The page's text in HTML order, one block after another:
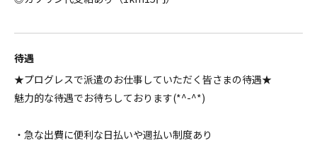
待遇
★プログレスで派遣のお仕事していただく皆さまの待遇★
魅力的な待遇でお待ちしております(*^-^*)
・急な出費に便利な日払いや週払い制度あり